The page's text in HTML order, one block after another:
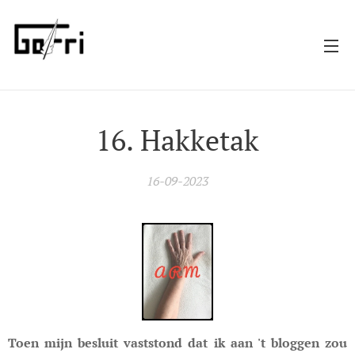
16. Hakketak
16-09-2023
Toen mijn besluit vaststond dat ik aan 't bloggen zou